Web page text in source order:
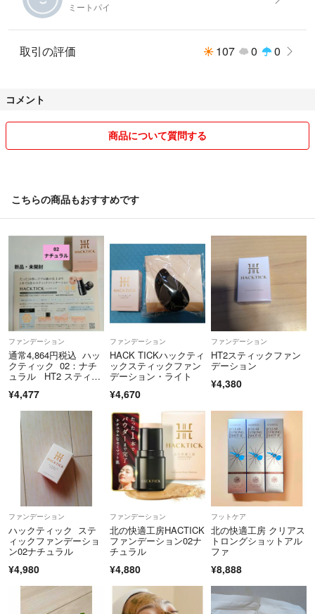
ミートパイ
取引の評価 107 0 0
コメント
商品について質問する
こちらの商品もおすすめです
ファンデーション
通常4,864円税込 ハッ
クティック 02：ナチ
ュラル HT2 スティッ
ン 北の快適工房 ★新
品・未開封
¥4,477
ファンデーション
HACK TICKハックティ
ックスティックファン
デーション・ライト
¥4,670
ファンデーション
HT2スティックファン
デーション
¥4,380
ファンデーション
ハックティック ステ
ィックファンデーショ
ン02ナチュラル
¥4,980
ファンデーション
北の快適工房HACTICK
ファンデーション02ナ
チュラル
¥4,880
フットケア
北の快適工房 クリアス
トロングショットアル
ファ
¥8,888